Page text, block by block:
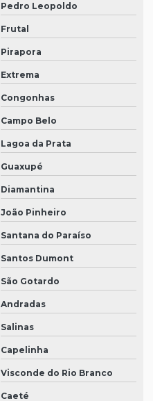
Pedro Leopoldo
Frutal
Pirapora
Extrema
Congonhas
Campo Belo
Lagoa da Prata
Guaxupé
Diamantina
João Pinheiro
Santana do Paraíso
Santos Dumont
São Gotardo
Andradas
Salinas
Capelinha
Visconde do Rio Branco
Caeté